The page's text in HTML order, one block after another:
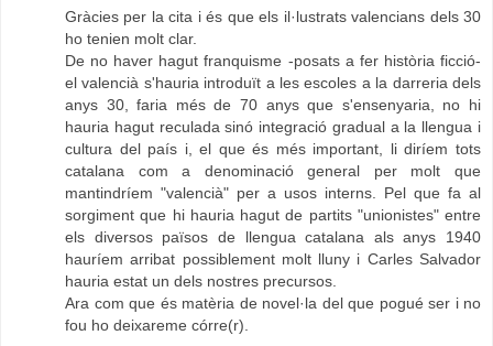
Gràcies per la cita i és que els il·lustrats valencians dels 30
ho tenien molt clar.
De no haver hagut franquisme -posats a fer història ficció-
el valencià s'hauria introduït a les escoles a la darreria dels
anys 30, faria més de 70 anys que s'ensenyaria, no hi
hauria hagut reculada sinó integració gradual a la llengua i
cultura del país i, el que és més important, li diríem tots
catalana com a denominació general per molt que
mantindríem "valencià" per a usos interns. Pel que fa al
sorgiment que hi hauria hagut de partits "unionistes" entre
els diversos països de llengua catalana als anys 1940
hauríem arribat possiblement molt lluny i Carles Salvador
hauria estat un dels nostres precursos.
Ara com que és matèria de novel·la del que pogué ser i no
fou ho deixareme córre(r).